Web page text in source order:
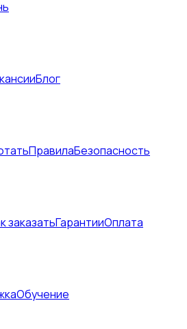
Блог
ПравилаБезопасность
заказатьГарантииОплата
Обучение